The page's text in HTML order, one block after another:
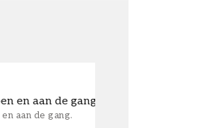
en aan de gang.
aan de gang.